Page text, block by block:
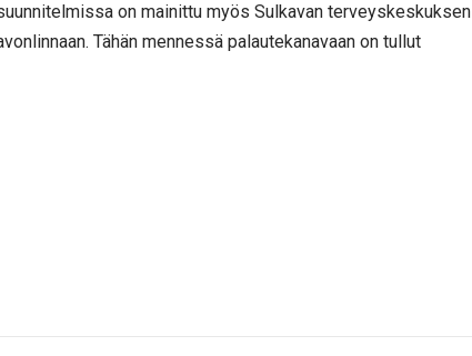
on mainittu myös Sulkavan terveyskeskuksen
Tähän mennessä palautekanavaan on tullut